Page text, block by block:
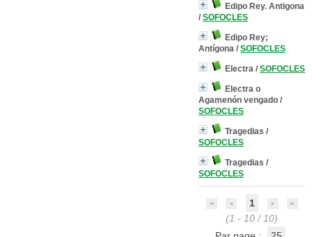
Edipo Rey. Antigona
/ SOFOCLES
Edipo Rey;
Antígona / SOFOCLES
Electra / SOFOCLES
Electra o
Agamenón vengado /
SOFOCLES
Tragedias /
SOFOCLES
Tragedias /
SOFOCLES
1
(1 - 10 / 10)